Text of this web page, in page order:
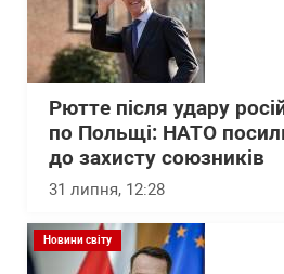
Рютте після удару
по Польщі: НАТО
до захисту союзників
31 липня, 12:28
Новини світу